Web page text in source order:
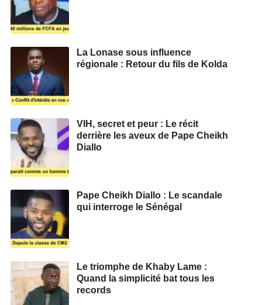
La Lonase sous influence
régionale : Retour du fils de Kolda
VIH, secret et peur : Le récit
derrière les aveux de Pape Cheikh
Diallo
Pape Cheikh Diallo : Le scandale
qui interroge le Sénégal
Le triomphe de Khaby Lame :
Quand la simplicité bat tous les
records